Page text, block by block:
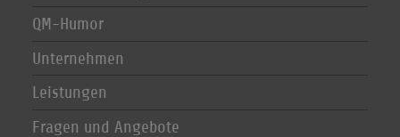
QM-Humor
Unternehmen
Leistungen
Fragen und Angebote